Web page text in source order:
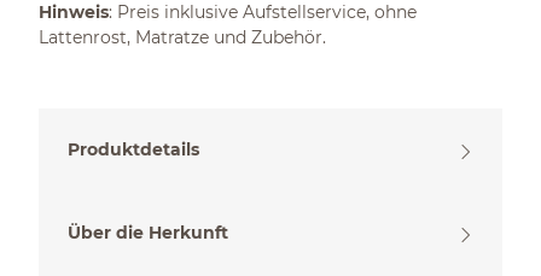
Hinweis: Preis inklusive Aufstellservice, ohne
Lattenrost, Matratze und Zubehör.
Produktdetails
Über die Herkunft